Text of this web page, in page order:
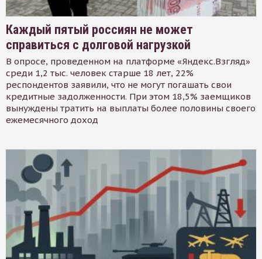
Каждый пятый россиян не может
справиться с долговой нагрузкой
В опросе, проведенном на платформе «Яндекс.Взгляд»
среди 1,2 тыс. человек старше 18 лет, 22%
респондентов заявили, что не могут погашать свои
кредитные задолженности. При этом 18,5% заемщиков
вынуждены тратить на выплаты более половины своего
ежемесячного доход